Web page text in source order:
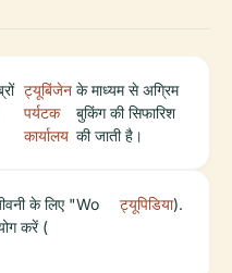
ट्यूबिंजेन
पर्यटक
कार्यालय
के माध्यम से अग्रिम
बुकिंग की सिफारिश
की जाती है।
के लिए "Wo
करें (
ट्यूपिडिया).